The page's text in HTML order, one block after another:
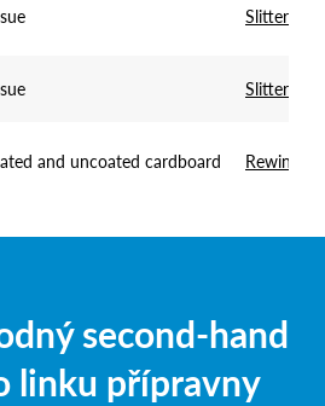
Slitter
Slitter
and uncoated cardboard Rewinder
second-hand
linku přípravny